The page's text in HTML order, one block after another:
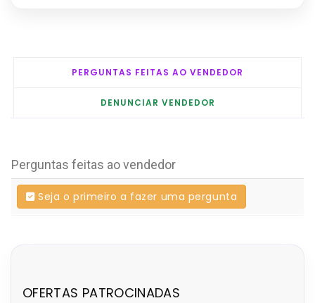
PERGUNTAS FEITAS AO VENDEDOR
DENUNCIAR VENDEDOR
Perguntas feitas ao vendedor
Seja o primeiro a fazer uma pergunta
OFERTAS PATROCINADAS